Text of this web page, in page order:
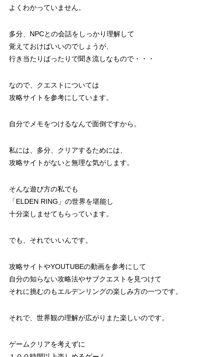
よくわかっていません。
多分、NPCとの会話をしっかり理解して
覚えておけばいいのでしょうが、
行き当たりばったりで聞き流しなもので・・・
なので、クエストについては
攻略サイトを参考にしています。
自分でメモをつけるなんで面倒ですから。
私には、多分、クリアするためには、
攻略サイトがないと無理な気がします。
そんな遊び方の私でも
「ELDEN RING」の世界を堪能し
十分楽しませてもらっています。
でも、それでいいんです。
攻略サイトやYOUTUBEの動画を参考にして
自分の知らない攻略法やサブクエストを見つけて
それに挑むのもエルデンリングの楽しみ方の一つです。
それで、世界観の理解が広がりまた楽しいのです。
ゲームクリアを考えずに